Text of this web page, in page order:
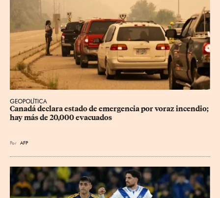
GEOPOLÍTICA
Canadá declara estado de emergencia por voraz incendio;
hay más de 20,000 evacuados
Por AFP